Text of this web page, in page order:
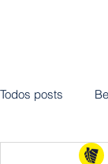
Todos posts